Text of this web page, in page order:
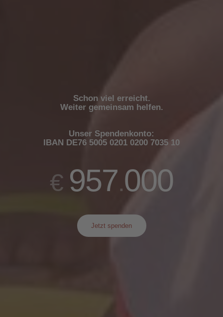
Schon viel erreicht.
Weiter gemeinsam helfen.
Unser Spendenkonto:
IBAN DE76 5005 0201 0200 7035 10
€ 957.000
Jetzt spenden